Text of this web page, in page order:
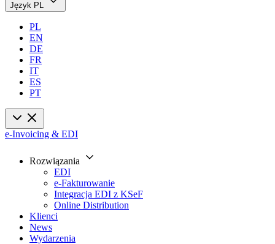
Język PL
PL
EN
DE
FR
IT
ES
PT
e-Invoicing & EDI
Rozwiązania
EDI
e-Fakturowanie
Integracja EDI z KSeF
Online Distribution
Klienci
News
Wydarzenia